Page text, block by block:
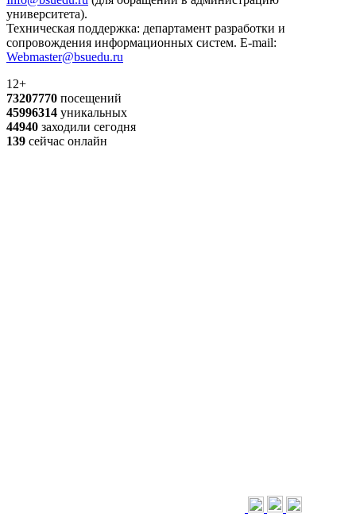
университета).
Техническая поддержка: департамент разработки и
сопровождения информационных систем. E-mail:
Webmaster@bsuedu.ru
12+
73207770 посещений
45996314 уникальных
44940 заходили сегодня
139 сейчас онлайн